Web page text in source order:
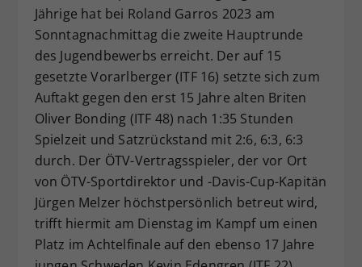
Jährige hat bei Roland Garros 2023 am
Sonntagnachmittag die zweite Hauptrunde
des Jugendbewerbs erreicht. Der auf 15
gesetzte Vorarlberger (ITF 16) setzte sich zum
Auftakt gegen den erst 15 Jahre alten Briten
Oliver Bonding (ITF 48) nach 1:35 Stunden
Spielzeit und Satzrückstand mit 2:6, 6:3, 6:3
durch. Der ÖTV-Vertragsspieler, der vor Ort
von ÖTV-Sportdirektor und -Davis-Cup-Kapitän
Jürgen Melzer höchstpersönlich betreut wird,
trifft hiermit am Dienstag im Kampf um einen
Platz im Achtelfinale auf den ebenso 17 Jahre
Zweck
Dieser Wert speichert Ihre Consent-
Einstellungen. Unter anderem eine
zufällig generierte ID, für die
historische Speicherung Ihrer
vorgenommen Einstellungen, falls der
Webseiten-Betreiber dies eingestellt
hat.